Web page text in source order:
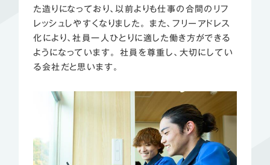
た造りになっており、以前よりも仕事の合間のリフ
レッシュしやすくなりました。 また、フリーアドレス
化により、社員一人ひとりに適した働き方ができる
ようになっています。 社員を尊重し、大切にしてい
る会社だと思います。